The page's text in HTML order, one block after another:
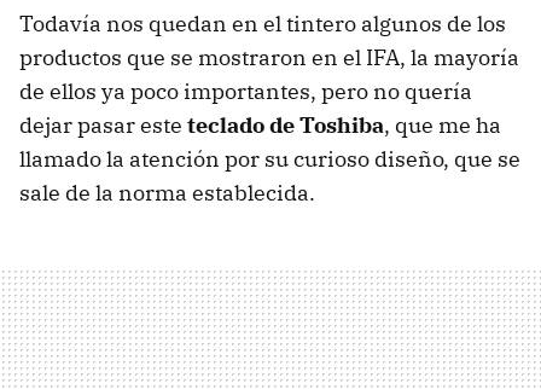
Todavía nos quedan en el tintero algunos de los
productos que se mostraron en el IFA, la mayoría
de ellos ya poco importantes, pero no quería
dejar pasar este teclado de Toshiba, que me ha
llamado la atención por su curioso diseño, que se
sale de la norma establecida.